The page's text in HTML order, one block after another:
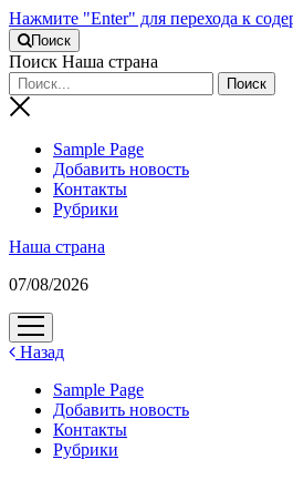
Нажмите "Enter" для перехода к
Поиск
Поиск Наша страна
Sample Page
Добавить новость
Контакты
Рубрики
Наша страна
07/08/2026
открыть
меню
Назад
Sample Page
Добавить новость
Контакты
Рубрики